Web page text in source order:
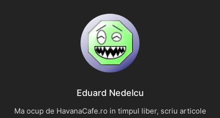
Eduard Nedelcu
Ma ocup de HavanaCafe.ro in timpul liber, scriu articole